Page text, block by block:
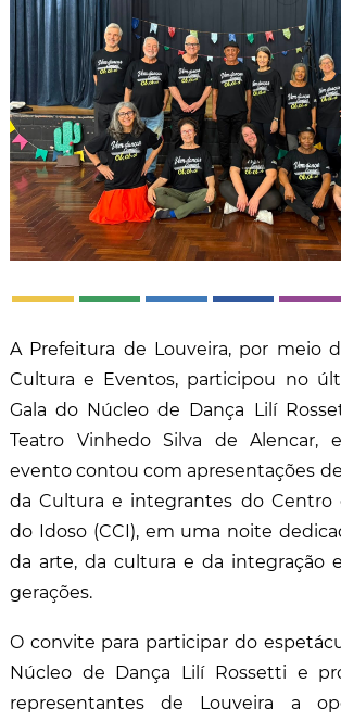
A Prefeitura de Louveira, por meio
Cultura e Eventos, participou no
Gala do Núcleo de Dança Lilí
Teatro Vinhedo Silva de Alencar,
evento contou com apresentações
da Cultura e integrantes do Centro
do Idoso (CCI), em uma noite
da arte, da cultura e da integração
gerações.
O convite para participar do
Núcleo de Dança Lilí Rossetti e
representantes de Louveira a